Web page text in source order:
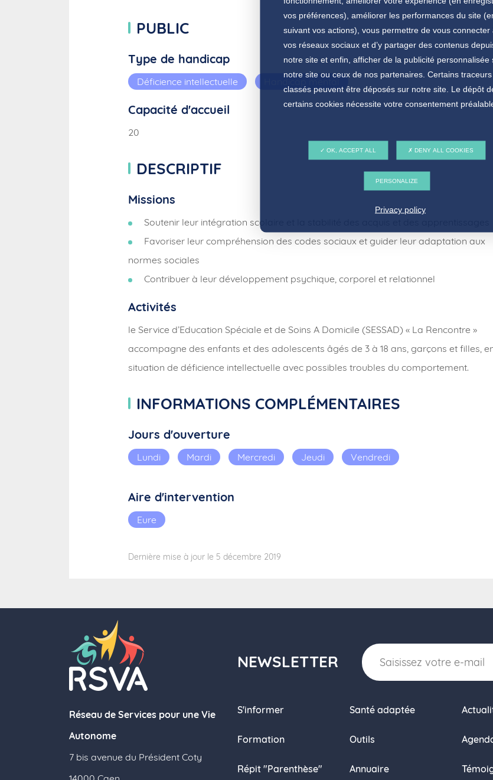
PUBLIC
Type de handicap
Déficience intellectuelle
Capacité d'accueil
20
DESCRIPTIF
Missions
Soutenir leur intégration scolaire et la stabilité des acquis et des apprentissages
Favoriser leur compréhension des codes sociaux et guider leur adaptation aux
normes sociales
Contribuer à leur développement psychique, corporel et relationnel
Activités
le Service d’Education Spéciale et de Soins A Domicile (SESSAD) « La Rencontre »
accompagne des enfants et des adolescents âgés de 3 à 18 ans, garçons et filles,
situation de déficience intellectuelle avec possibles troubles du comportement.
INFORMATIONS COMPLÉMENTAIRES
Jours d'ouverture
Lundi Mardi Mercredi Jeudi Vendredi
Aire d'intervention
Eure
Dernière mise à jour le 5 décembre 2019
NEWSLETTER
Réseau de Services pour une Vie
Autonome
7 bis avenue du Président Coty
S'informer
Formation
Répit "Parenthèse"
Santé adaptée
Outils
Annuaire
vos préférences), améliorer les performances du site
suivant vos actions), vous permettre de vous connecter
vos réseaux sociaux et d’y partager des contenus
notre site et enfin, afficher de la publicité personnalisée
notre site ou ceux de nos partenaires. Certains
classés peuvent être déposés sur notre site. Le dépôt
certains cookies nécessite votre consentement
OK, ACCEPT ALL DENY ALL COOKIES
PERSONALIZE
Privacy policy